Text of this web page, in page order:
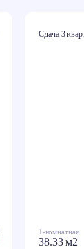
Сдача 3
1-комнатная
38.33 м2